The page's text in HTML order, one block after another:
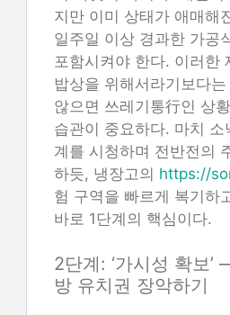
지만 이미 상태가 애매해
일주일 이상 경과한 가공
포함시켜야 한다. 이러한
밥상을 위해서라기보다는
않으면 쓰레기통行인 상
습관이 중요하다. 마치 소
계를 시청하며 전반전의
하듯, 냉장고의 https://
험 구역을 빠르게 복기하
바로 1단계의 핵심이다.
2단계: ‘가시성 확보’
방 유치권 장악하기